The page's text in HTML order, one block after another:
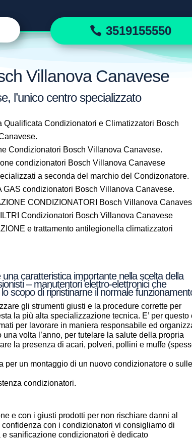
3519155550
Villanova Canavese
l’unico centro specializzato
Qualificata Condizionatori e Climatizzatori Bosch
Condizionatori Bosch Villanova Canavese.
condizionatori Bosch Villanova Canavese
a seconda del marchio del Condizonatore.
GAS condizionatori Bosch Villanova Canavese.
CONDIZIONATORI Bosch Villanova
Condizionatori Bosch Villanova Canavese
e trattamento antilegionella climatizzatori
caratteristica importante nella scelta della
– manutentori elettro-elettronici che
scopo di ripristinarne il normale
gli strumenti giusti e la procedure corrette per
la più alta specializzazione tecnica. E’ per questo
per lavorare in maniera responsabile ed
volta l’anno, per tutelare la salute della propria
la presenza di acari, polveri, pollini e muffe
per un montaggio di un nuovo condizionatore o sulle
condizionatori.
e con i giusti prodotti per non rischiare danni al
con i condizionatori vi consigliamo di
sanificazione condizionatori è dedicato